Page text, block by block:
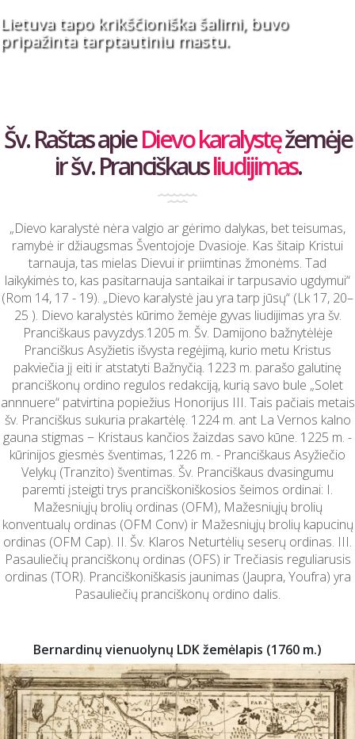
Lietuva tapo krikščioniška šalimi, buvo
pripažinta tarptautiniu mastu.
Šv. Raštas apieDievo karalystęžemėje
ir šv. Pranciškausliudijimas.
„Dievo karalystė nėra valgio ar gėrimo dalykas, bet teisumas,
ramybė ir džiaugsmas Šventojoje Dvasioje. Kas šitaip Kristui
tarnauja, tas mielas Dievui ir priimtinas žmonėms. Tad
laikykimės to, kas pasitarnauja santaikai ir tarpusavio ugdymui“
(Rom 14, 17 - 19). „Dievo karalystė jau yra tarp jūsų“ (Lk 17, 20–
25 ). Dievo karalystės kūrimo žemėje gyvas liudijimas yra šv.
Pranciškaus pavyzdys.1205 m. Šv. Damijono bažnytėlėje
Pranciškus Asyžietis išvysta regėjimą, kurio metu Kristus
pakviečia jį eiti ir atstatyti Bažnyčią. 1223 m. parašo galutinę
pranciškonų ordino regulos redakciją, kurią savo bule „Solet
annnuere“ patvirtina popiežius Honorijus III. Tais pačiais metais
šv. Pranciškus sukuria prakartėlę. 1224 m. ant La Vernos kalno
gauna stigmas − Kristaus kančios žaizdas savo kūne. 1225 m. -
kūrinijos giesmės šventimas, 1226 m. - Pranciškaus Asyžiečio
Velykų (Tranzito) šventimas. Šv. Pranciškaus dvasingumu
paremti įsteigti trys pranciškoniškosios šeimos ordinai: I.
Mažesniųjų brolių ordinas (OFM), Mažesniųjų brolių
konventualų ordinas (OFM Conv) ir Mažesniųjų brolių kapucinų
ordinas (OFM Cap). II. Šv. Klaros Neturtėlių seserų ordinas. III.
Pasauliečių pranciškonų ordinas (OFS) ir Trečiasis reguliarusis
ordinas (TOR). Pranciškoniškasis jaunimas (Jaupra, Youfra) yra
Pasauliečių pranciškonų ordino dalis.
Bernardinų vienuolynų LDK žemėlapis (1760 m.)